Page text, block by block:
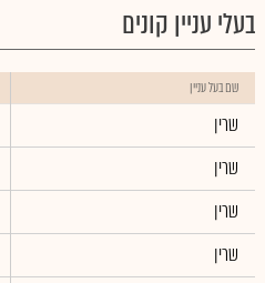
בעלי עניין קונים
שם בעל עניין
שרין
שרין
שרין
שרין